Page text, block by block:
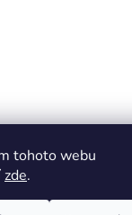
tohoto webu
zde.